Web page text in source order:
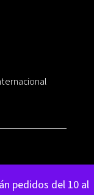
pedidos del 10 al